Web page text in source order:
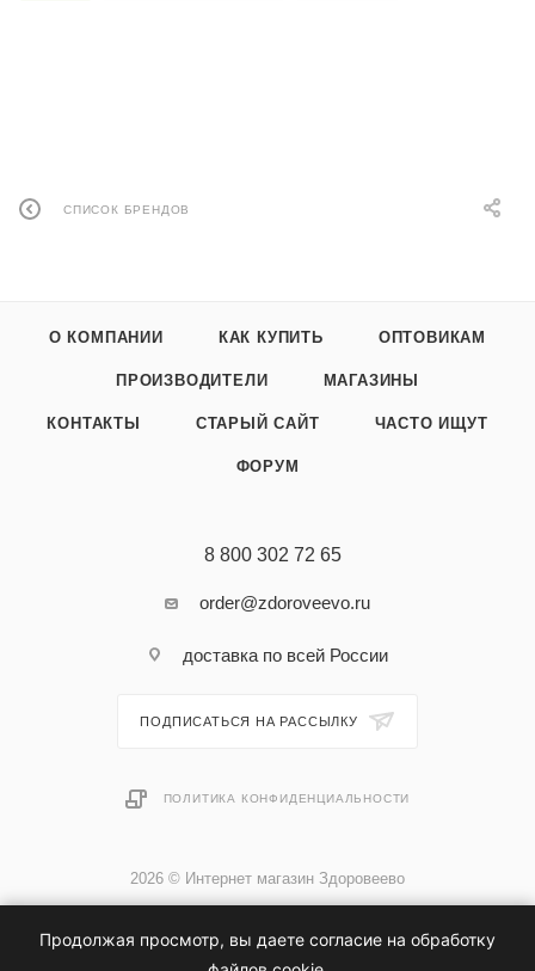
СПИСОК БРЕНДОВ
О КОМПАНИИ КАК КУПИТЬ ОПТОВИКАМ
ПРОИЗВОДИТЕЛИ МАГАЗИНЫ
КОНТАКТЫ СТАРЫЙ САЙТ ЧАСТО ИЩУТ
ФОРУМ
8 800 302 72 65
order@zdoroveevo.ru
доставка по всей России
ПОДПИСАТЬСЯ НА РАССЫЛКУ
ПОЛИТИКА КОНФИДЕНЦИАЛЬНОСТИ
2026 © Интернет магазин Здоровеево
Продолжая просмотр, вы даете согласие на обработку